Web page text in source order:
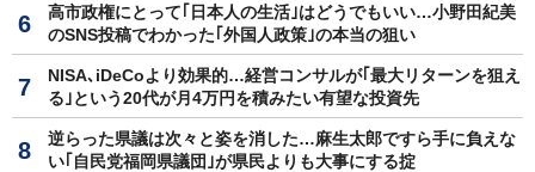
高市政権にとって｢日本人の生活｣はどうでもいい…小野田紀美
のSNS投稿でわかった｢外国人政策｣の本当の狙い
NISA､iDeCoより効果的…経営コンサルが｢最大リターンを狙え
る｣という20代が月4万円を積みたい有望な投資先
逆らった県議は次々と姿を消した…麻生太郎ですら手に負えな
い｢自民党福岡県議団｣が県民よりも大事にする掟